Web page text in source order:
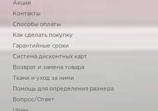
Акции
Контакты
Способы оплаты
Как сделать покупку
Гарантийные сроки
Система дисконтных карт
Возврат и замена товара
Ткани и уход за ними
Помощь для определения размера
Вопрос/Ответ